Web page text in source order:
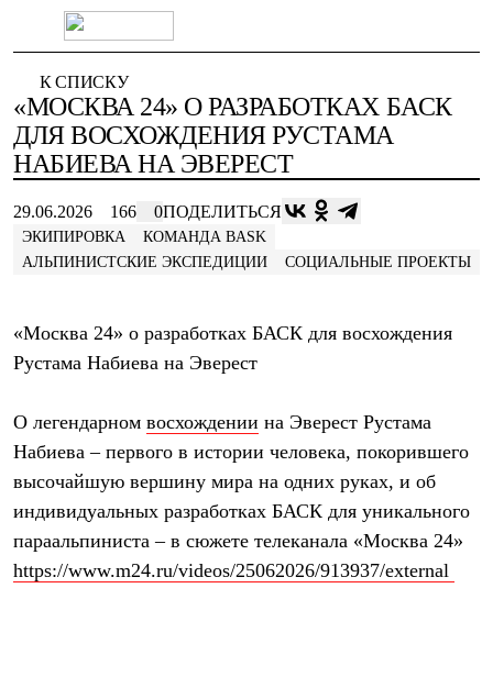
Интернет-магазин
Мужская одежда
Утепленная пухом
Куртки
Брюки
Комбинезоны
Утепленная синтетикой
Брюки
Брюки
Софтшелл одежда
Куртки
Флисовая одежда
Брюки
Жилеты
Теплое термобелье
Среднее термобелье
Легкое термобелье
Лёгкая одежда
К СПИСКУ
«МОСКВА 24» О РАЗРАБОТКАХ БАСК
ДЛЯ ВОСХОЖДЕНИЯ РУСТАМА
НАБИЕВА НА ЭВЕРЕСТ
29.06.2026 166 0ПОДЕЛИТЬСЯ
ЭКИПИРОВКА
КОМАНДА BASK
АЛЬПИНИСТСКИЕ ЭКСПЕДИЦИИ
СОЦИАЛЬНЫЕ ПРОЕКТЫ
«Москва 24» о разработках БАСК для восхождения
Рустама Набиева на Эверест
О легендарном восхождении на Эверест Рустама
Набиева – первого в истории человека, покорившего
высочайшую вершину мира на одних руках, и об
индивидуальных разработках БАСК для уникального
параальпиниста – в сюжете телеканала «Москва 24»
https://www.m24.ru/videos/25062026/913937/external